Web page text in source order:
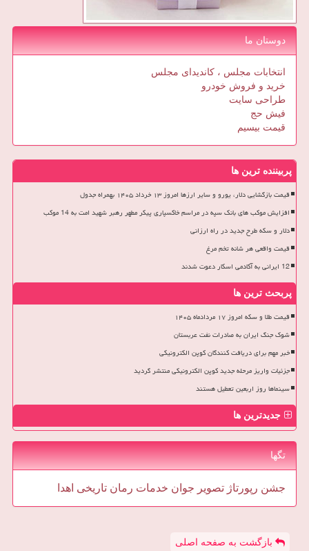
دوستان ما
انتخابات مجلس ، کاندیدای مجلس
خرید و فروش خودرو
طراحی سایت
فیش حج
قیمت بیسیم
پربیننده ترین ها
قیمت بازگشایی دلار، یورو و سایر ارزها امروز ۱۳ خرداد ۱۴۰۵ بهمراه جدول
افزایش موکب های بانک سپه در مراسم خاکسپاری پیکر مطهر رهبر شهید امت به 14 موکب
دلار و سکه طرح جدید در راه ارزانی
قیمت واقعی هر شانه تخم مرغ
12 ایرانی به آکادمی اسکار دعوت شدند
پربحث ترین ها
قیمت طلا و سکه امروز ۱۷ مردادماه ۱۴۰۵
شوک جنگ ایران به صادرات نفت عربستان
خبر مهم برای دریافت کنندگان کوپن الکترونیکی
جزئیات واریز مرحله جدید کوپن الکترونیکی منتشر گردید
سینماها روز اربعین تعطیل هستند
جدیدترین ها
تگها
جشن رپورتاژ تصویر جوان خدمات رمان تاریخی اهدا
بازگشت به صفحه اصلی